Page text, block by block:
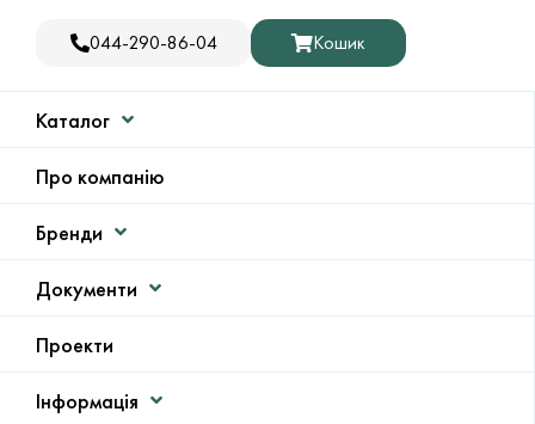
044-290-86-04 Кошик
Каталог
Про компанію
Бренди
Документи
Проекти
Інформація